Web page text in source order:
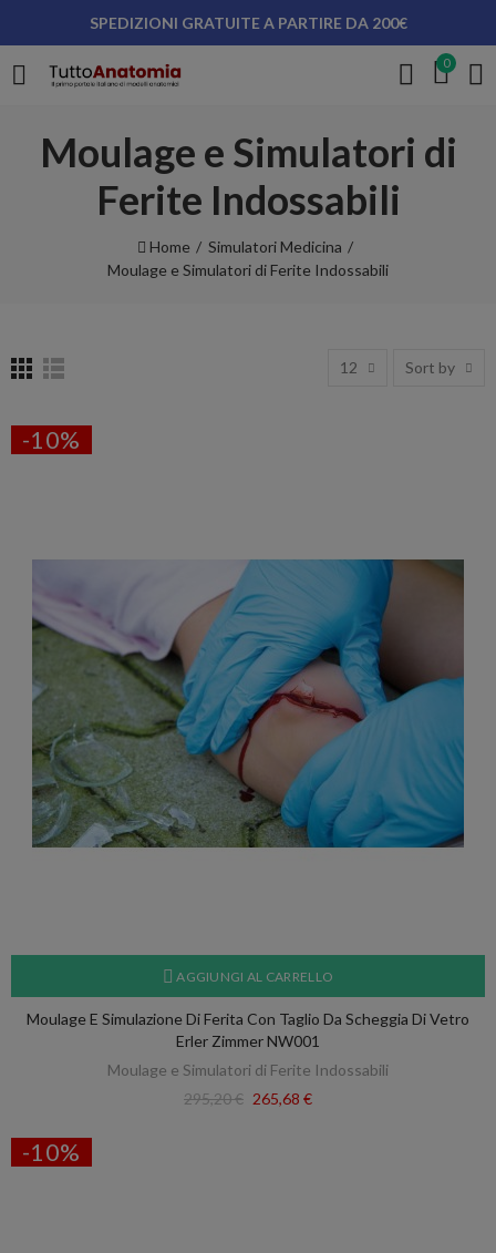
SPEDIZIONI GRATUITE A PARTIRE DA 200€
0
Moulage e Simulatori di
Ferite Indossabili
Home
Simulatori Medicina
Moulage e Simulatori di Ferite Indossabili
12 Sort by
-10%
AGGIUNGI AL CARRELLO
Moulage E Simulazione Di Ferita Con Taglio Da Scheggia Di Vetro
Erler Zimmer NW001
Moulage e Simulatori di Ferite Indossabili
295,20 € 265,68 €
-10%